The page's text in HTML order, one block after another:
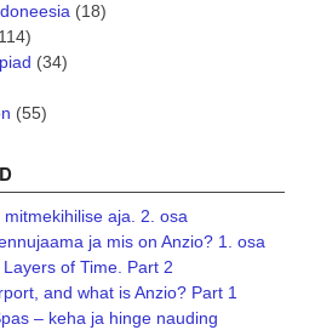
(18)
(34)
(55)
aja. 2. osa
ja mis on Anzio? 1. osa
of Time. Part 2
and what is Anzio? Part 1
– keha ja hinge nauding